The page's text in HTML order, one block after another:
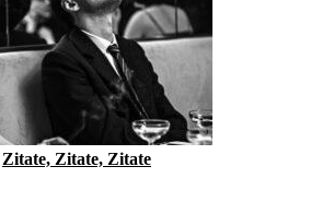
Zitate, Zitate, Zitate